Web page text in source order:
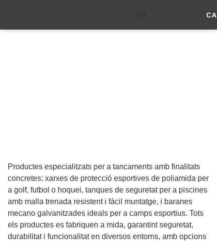
CA
Productes especialitzats per a tancaments amb finalitats
concretes: xarxes de protecció esportives de poliamida per
a golf, futbol o hoquei, tanques de seguretat per a piscines
amb malla trenada resistent i fàcil muntatge, i baranes
mecano galvanitzades ideals per a camps esportius. Tots
els productes es fabriquen a mida, garantint seguretat,
durabilitat i funcionalitat en diversos entorns, amb opcions